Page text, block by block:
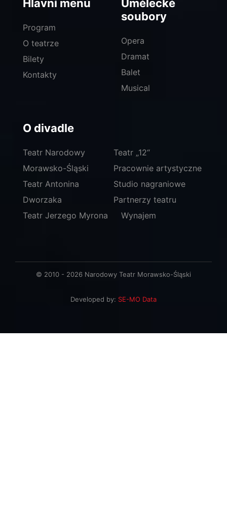
Hlavní menu
Program
O teatrze
Bilety
Kontakty
Umělecké
soubory
Opera
Dramat
Balet
Musical
O divadle
Teatr Narodowy
Morawsko-Śląski
Teatr Antonina
Dworzaka
Teatr Jerzego Myrona
Teatr „12“
Pracownie artystyczne
Studio nagraniowe
Partnerzy teatru
Wynajem
© 2010 - 2026 Narodowy Teatr Morawsko-Śląski
Developed by: SE-MO Data